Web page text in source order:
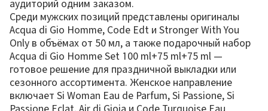
аудиторий одним заказом.
Среди мужских позиций представлены оригиналы
Acqua di Gio Homme, Code Edt и Stronger With You
Only в объёмах от 50 мл, а также подарочный набор
Acqua di Gio Homme Set 100 ml+75 ml+75 ml —
готовое решение для праздничной выкладки или
сезонного ассортимента. Женское направление
включает Si Woman Eau de Parfum, Si Passione, Si
Passione Eclat, Air di Gioia и Code Turquoise Eau